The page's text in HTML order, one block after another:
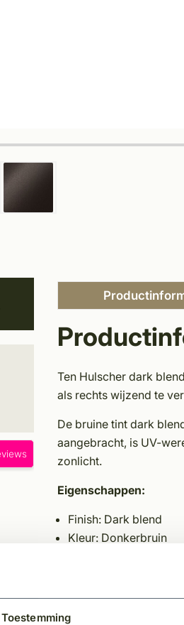
Toestemming
Ten Hulscher dark
als rechts wijzend te
De bruine tint dark
aangebracht, is UV-
zonlicht.
Eigenschappen:
Finish: Dark blend
Kleur: Donkerbruin
Diepte: 60 mm